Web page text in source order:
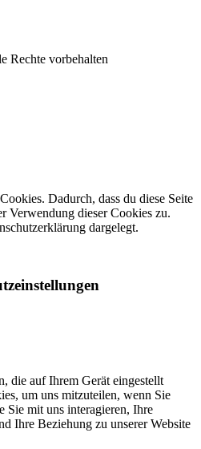
Rechte vorbehalten
Dadurch, dass du diese Seite
Verwendung dieser Cookies zu.
dargelegt.
die auf Ihrem Gerät eingestellt
um uns mitzuteilen, wenn Sie
Sie mit uns interagieren, Ihre
Ihre Beziehung zu unserer Website